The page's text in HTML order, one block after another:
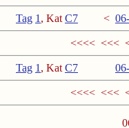
Tag 1 , Kat C7 < 06-
<<<< <<<
Tag 1 , Kat C7 06-
<<<< <<<